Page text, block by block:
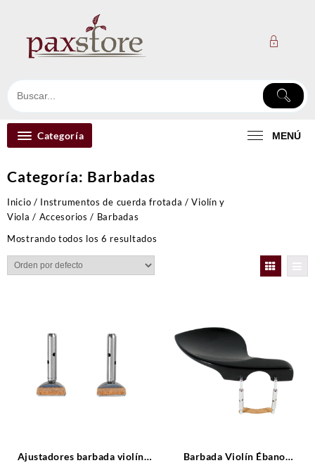
contenido
Categoría MENÚ
Categoría: Barbadas
Inicio / Instrumentos de cuerda frotada /Violín y
Viola / Accesorios / Barbadas
Mostrando todos los 6 resultados
Ajustadores barbada violín
Barbada Violín Ébano